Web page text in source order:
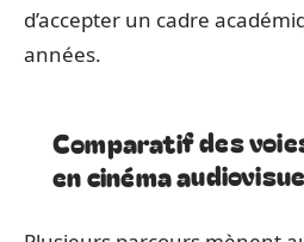
d’accepter un cadre
années.
Comparatif des
en cinéma